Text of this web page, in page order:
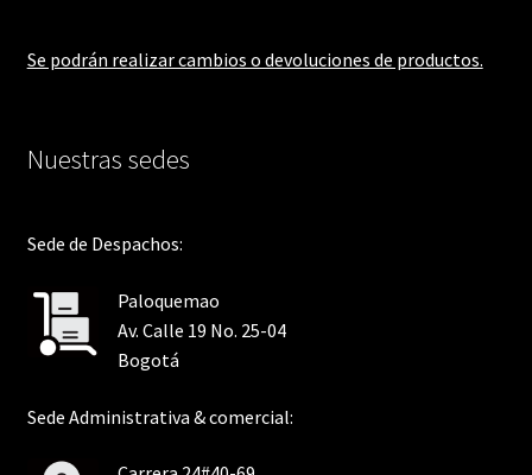
Se podrán realizar cambios o devoluciones de productos.
Nuestras sedes
Sede de Despachos:
Paloquemao
Av. Calle 19 No. 25-04
Bogotá
Sede Administrativa & comercial: